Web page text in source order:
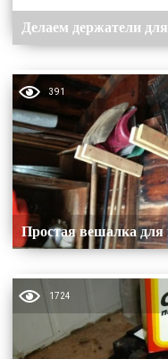
Делаем держатели
391
Простая вешалка для
1724